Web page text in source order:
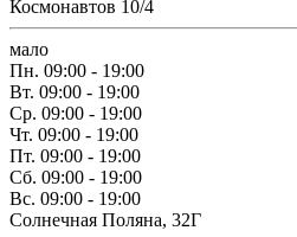
Космонавтов 10/4
мало
Пн. 09:00 - 19:00
Вт. 09:00 - 19:00
Ср. 09:00 - 19:00
Чт. 09:00 - 19:00
Пт. 09:00 - 19:00
Сб. 09:00 - 19:00
Вс. 09:00 - 19:00
Солнечная Поляна, 32Г